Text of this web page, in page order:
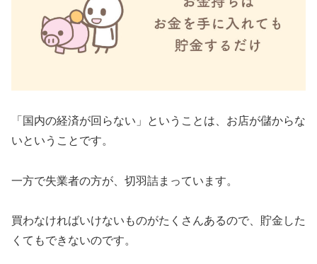
「国内の経済が回らない」ということは、お店が儲からな
いということです。
一方で失業者の方が、切羽詰まっています。
買わなければいけないものがたくさんあるので、貯金した
くてもできないのです。